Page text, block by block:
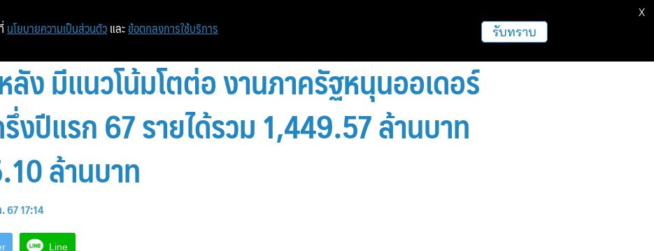
ลัง มีแนวโน้มโตต่อ งานภาครัฐหนุนออเดอร์
งปีแรก 67 รายได้รวม 1,449.57 ล้านบาท
ล้านบาท
67 17:14
Line
นโยบายความเป็นส่วนตัว และ ข้อตกลงการใช้บริการ รับทราบ
X